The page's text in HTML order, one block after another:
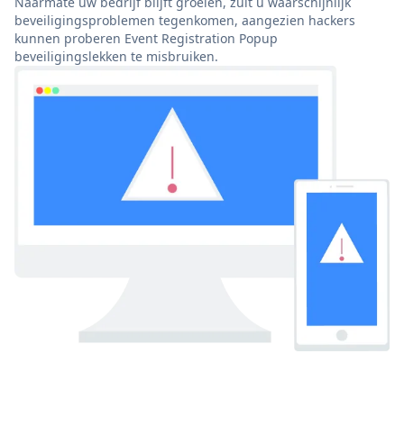
beveiligingsproblemen tegenkomen, aangezien hackers
kunnen proberen Event Registration Popup
beveiligingslekken te misbruiken.